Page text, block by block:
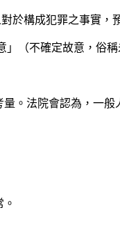
於構成犯罪之事實，
（不確定故意，俗稱
。法院會認為，一般